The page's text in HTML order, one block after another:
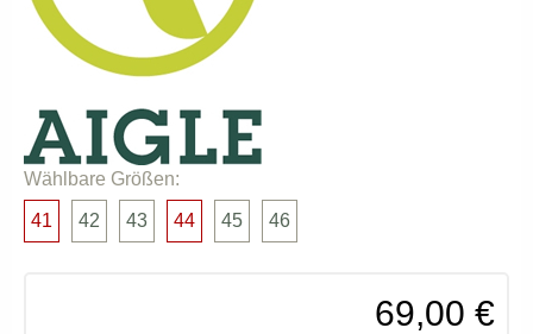
Wählbare Größen:
41 42 43 44 45 46
69,00 €